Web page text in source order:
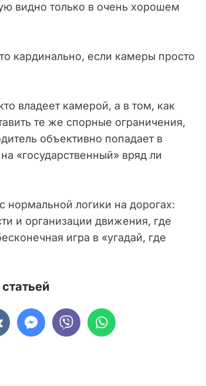
видно только в очень хорошем
кардинально, если камеры просто
владеет камерой, а в том, как
те же спорные ограничения,
объективно попадает в
«государственный» вряд ли
логики на дорогах:
и организации движения, где
игра в «угадай, где